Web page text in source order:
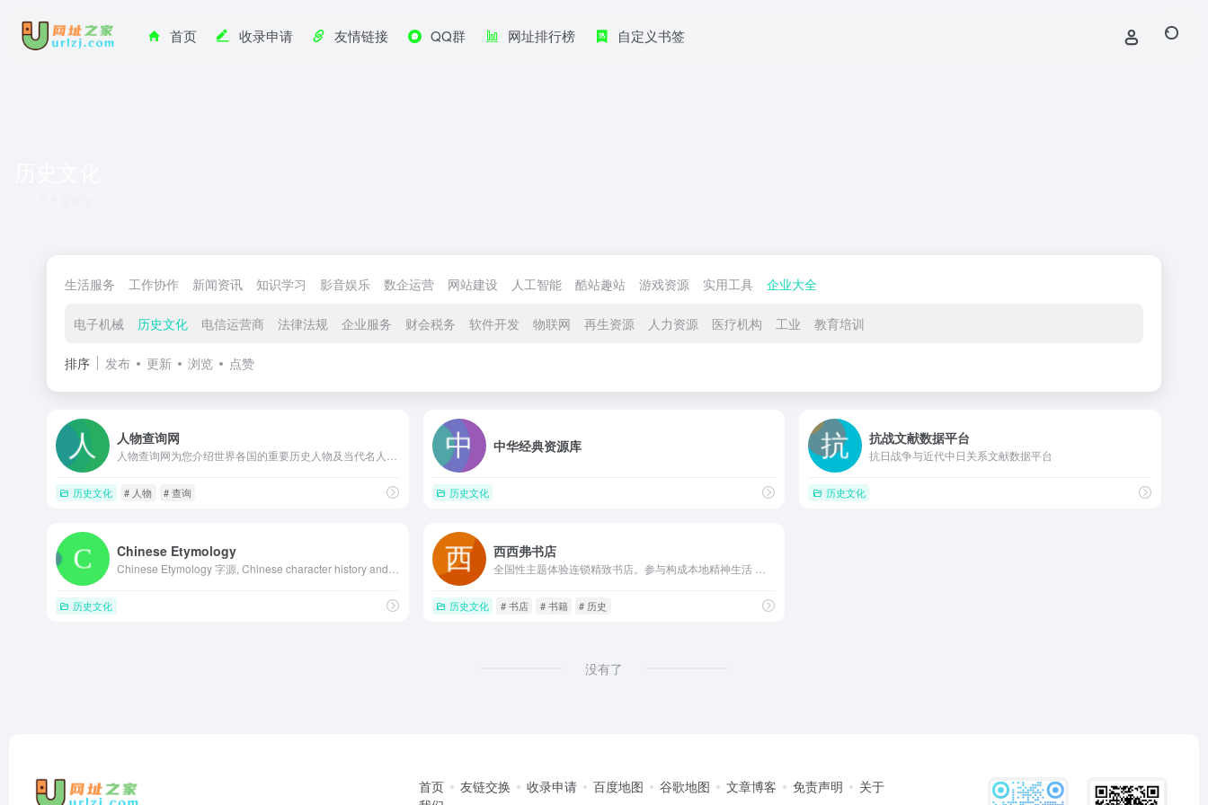
首页 收录申请 友情链接 QQ群 网址排行榜 自定义书签
生活服务 工作协作 新闻资讯 知识学习 影音娱乐 数企运营 网站建设 人工智能 酷站趣站 游戏资源 实用工具 企业大全
电子机械 历史文化 电信运营商 法律法规 企业服务 财会税务 软件开发 物联网 再生资源 人力资源 医疗机构 工业 教育培训
排序 发布 更新 浏览 点赞
人物查询网
历史文化 # 人物 # 查询
中华经典资源库
历史文化
抗战文献数据平台
抗日战争与近代中日关系文献数据平台
历史文化
Chinese Etymology
历史文化
西西弗书店
历史文化 # 书店 # 书籍 # 历史
没有了
首页 友链交换 收录申请 百度地图 谷歌地图 文章博客 免责声明
关于